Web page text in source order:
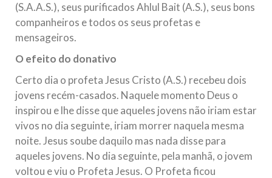
(S.A.A.S.), seus purificados Ahlul Bait (A.S.), seus bons
companheiros e todos os seus profetas e
mensageiros.
O efeito do donativo
Certo dia o profeta Jesus Cristo (A.S.) recebeu dois
jovens recém-casados. Naquele momento Deus o
inspirou e lhe disse que aqueles jovens não iriam estar
vivos no dia seguinte, iriam morrer naquela mesma
noite. Jesus soube daquilo mas nada disse para
aqueles jovens. No dia seguinte, pela manhã, o jovem
voltou e viu o Profeta Jesus. O Profeta ficou